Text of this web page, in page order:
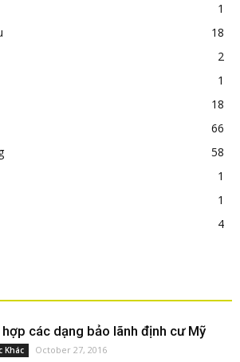
1
18
2
1
18
66
58
1
1
4
các dạng bảo lãnh định cư Mỹ
Khác October 27, 2016